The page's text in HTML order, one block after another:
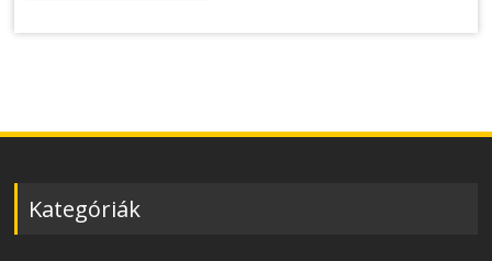
Kategóriák